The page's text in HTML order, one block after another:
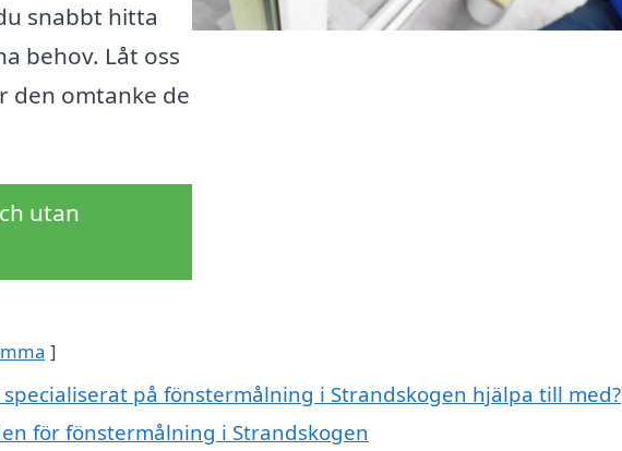
snabbt hitta
behov. Låt oss
den omtanke de
utan
på fönstermålning i Strandskogen hjälpa till med?
för fönstermålning i Strandskogen